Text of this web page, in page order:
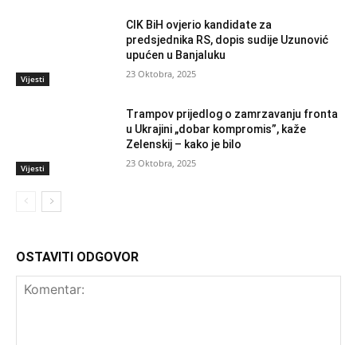
Vijesti
CIK BiH ovjerio kandidate za
predsjednika RS, dopis sudije Uzunović
upućen u Banjaluku
23 Oktobra, 2025
Vijesti
Trampov prijedlog o zamrzavanju fronta
u Ukrajini „dobar kompromis”, kaže
Zelenskij – kako je bilo
23 Oktobra, 2025
OSTAVITI ODGOVOR